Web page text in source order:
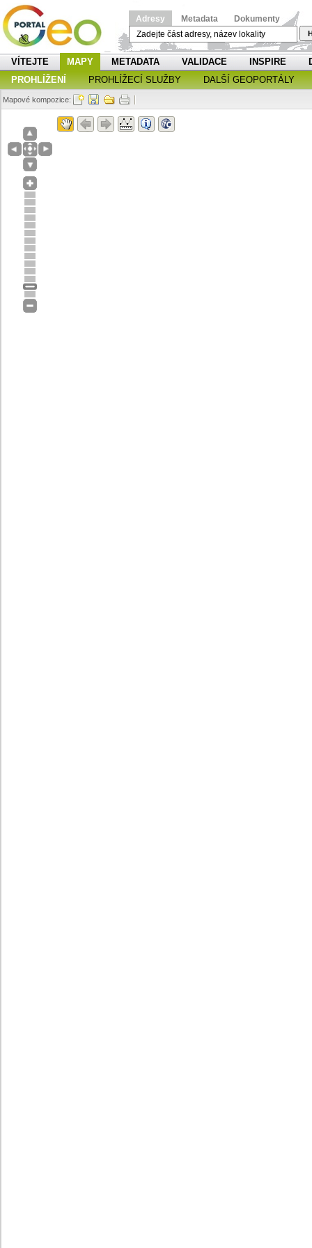
Adresy Metadata Dokumenty
VÍTEJTE MAPY METADATA VALIDACE INSPIRE
PROHLÍŽENÍ
PROHLÍŽECÍ SLUŽBY DALŠÍ GEOPORTÁLY
Mapové kompozice: